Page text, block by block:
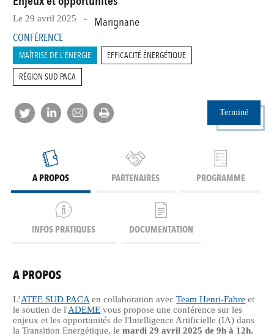
Le 29 avril 2025 - Marignane
CONFÉRENCE
MAÎTRISE DE L'ÉNERGIE
EFFICACITÉ ÉNERGÉTIQUE
RÉGION SUD PACA
Terminé
A PROPOS PARTENAIRES PROGRAMME
INFOS PRATIQUES DOCUMENTATION
A PROPOS
L’ATEE SUD PACA en collaboration avecTeam Henri-Fabre et
le soutien de l'ADEME vous propose une conférence sur les
enjeux et les opportunités de l'Intelligence Artificielle (IA) dans
la Transition Energétique, lemardi 29 avril 2025 de 9h à 12h.